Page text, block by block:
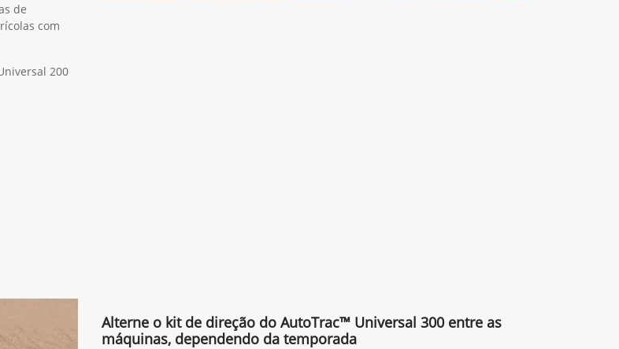
de
com
200
Alterne o kit de direção do AutoTrac™ Universal 300 entre as
máquinas, dependendo da temporada